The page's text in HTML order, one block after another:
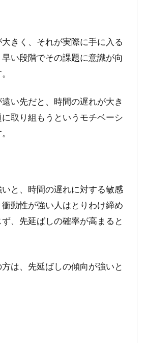
きく、それが実際に手に入る
い段階でその課題に意識が向
い先だと、時間の遅れが大き
取り組もうというモチベーシ
と、時間の遅れに対する敏感
動性が強い人はとりわけ締め
、先延ばしの確率が高まると
は、先延ばしの傾向が強いと